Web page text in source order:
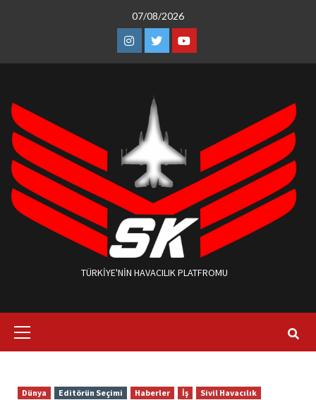
07/08/2026
Instagram
TwitterYoutube
TÜRKIYE'NIN HAVACILIK PLATFROMU
Primary
Dünya Editörün Seçimi Haberler İş Sivil Havacılık